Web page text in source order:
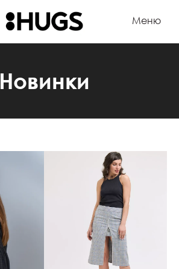
Новинки
Меню